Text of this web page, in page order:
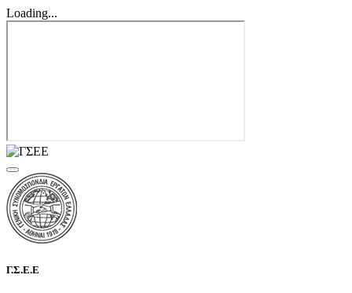
Loading...
Γ.Σ.Ε.Ε